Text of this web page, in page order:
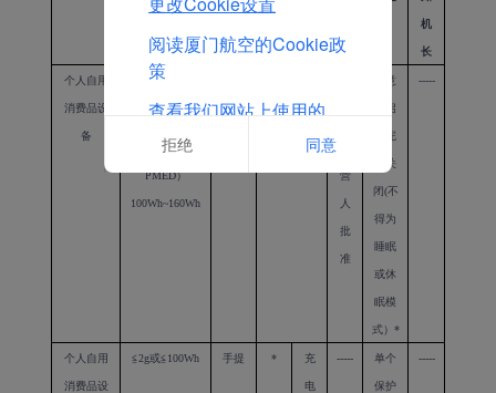
机
长
个人自用
消费品设
备
2g或≦
或手
防意
外启
动完
全关
闭(不
得为
睡眠
或休
眠模
式） *
-----
2g~8g（仅
PMED）
100Wh~160Wh
营
人
批
准
个人自用
消费品设
≦2g或≦100Wh 手提 * 充
电
----- 单个
保护
-----
阅读厦门航空的Cookie政
策
查看我们网站上使用的
Cookie的完整列表
拒绝 同意